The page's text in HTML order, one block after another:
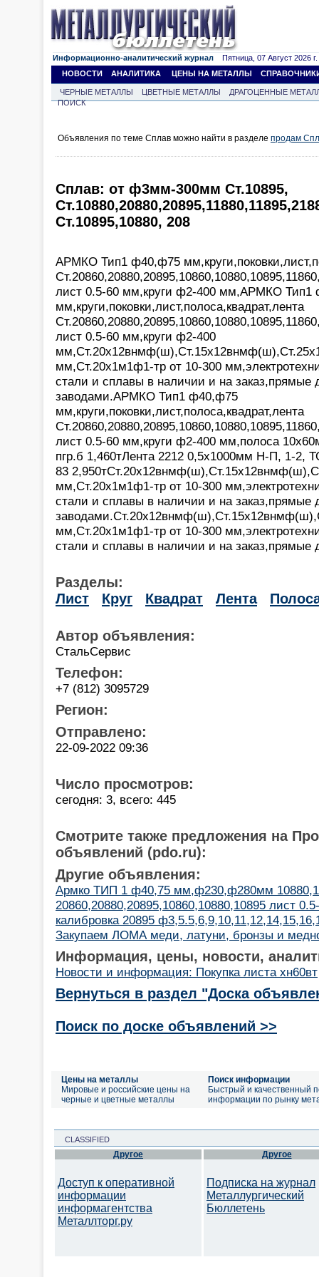
Информационно-аналитический журнал Пятница, 07 Август 2026 г.
НОВОСТИ
АНАЛИТИКА ЦЕНЫ НА МЕТАЛЛЫ
ЧЕРНЫЕ МЕТАЛЛЫ ЦВЕТНЫЕ МЕТАЛЛЫ
ДРАГОЦЕННЫЕ
ПОИСК
Объявления по теме Сплав можно найти в разделе продам
Сплав: от ф3мм-300мм Ст.10895,
Ст.10895,10880, 208
АРМКО Тип1 ф40,ф75
лист 0.5-60 мм,круги ф2-400 мм,АРМКО Тип1
мм,круги,поковки,лист,полоса,квадрат,лента
лист 0.5-60 мм,круги ф2-400
мм,Ст.20х1м1ф1-тр от 10-300
стали и сплавы в наличии и на заказ,прямые
заводами.АРМКО Тип1 ф40,ф75
мм,круги,поковки,лист,полоса,квадрат,лента
лист 0.5-60 мм,круги ф2-400 мм,полоса
пгр.б 1,460тЛента 2212 0,5х1000мм Н-П, 1-
83
мм,Ст.20х1м1ф1-тр от 10-300
стали и сплавы в наличии и на заказ,прямые
мм,Ст.20х1м1ф1-тр от 10-300
стали и сплавы в наличии и на заказ,прямые
Разделы:
Лист
Круг Квадрат Лента
Автор объявления:
СтальСервис
Телефон:
+7 (812) 3095729
Регион:
Отправлено:
22-09-2022 09:36
Число просмотров:
сегодня: 3, всего: 445
Смотрите также предложения на
объявлений (pdo.ru):
Другие объявления:
Армко ТИП 1 ф40,75 мм,ф230,ф280мм
20860,20880,20895,10860,10880,10895 лист
калибровка 20895
Закупаем ЛОМА меди, латуни, бронзы и
Информация, цены, новости,
Новости и информация: Покупка листа хн60вт
Вернуться в раздел "Доска
Поиск по доске объявлений >>
Цены на металлы
Мировые и российские цены на
черные и цветные металлы
Поиск информации
Быстрый и качественный
информации по рынку
CLASSIFIED
Другое
Доступ к оперативной
информации
информагентства
Металлторг.ру
Другое
Подписка на журнал
Металлургический
Бюллетень